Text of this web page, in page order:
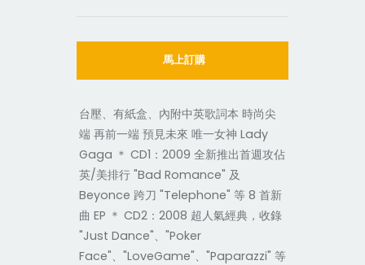
馬上訂購
台壓、有紙盒、內附中英歌詞本 時尚尖
端 再前一端 預見未來 唯一女神 Lady
Gaga ＊ CD1：2009 全新推出首週攻佔
英/美排行 "Bad Romance" 及
Beyonce 跨刀 "Telephone" 等 8 首新
曲 EP ＊ CD2：2008 超人氣經典，收錄
"Just Dance"、"Poker
Face"、"LoveGame"、"Paparazzi" 等